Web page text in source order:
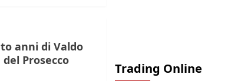
anni di Valdo
Prosecco
Trading Online
Finanza Lifestyle Trading online